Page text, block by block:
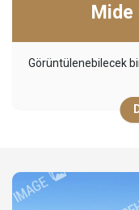
Mide
Görüntülenebilecek